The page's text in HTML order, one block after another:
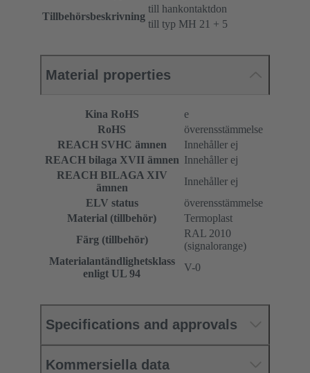
Tillbehörsbeskrivning
till hankontaktdon
till typ MH 21 + 5
Material properties
Kina RoHS
e
RoHS
överensstämmelse
REACH SVHC ämnen
Innehåller ej
REACH bilaga XVII ämnen Innehåller ej
REACH BILAGA XIV
ämnen
Innehåller ej
ELV status
överensstämmelse
Material (tillbehör)
Termoplast
Färg (tillbehör)
RAL 2010
(signalorange)
Materialantändlighetsklass
enligt UL 94
V-0
Specifications and approvals
Kommersiella data